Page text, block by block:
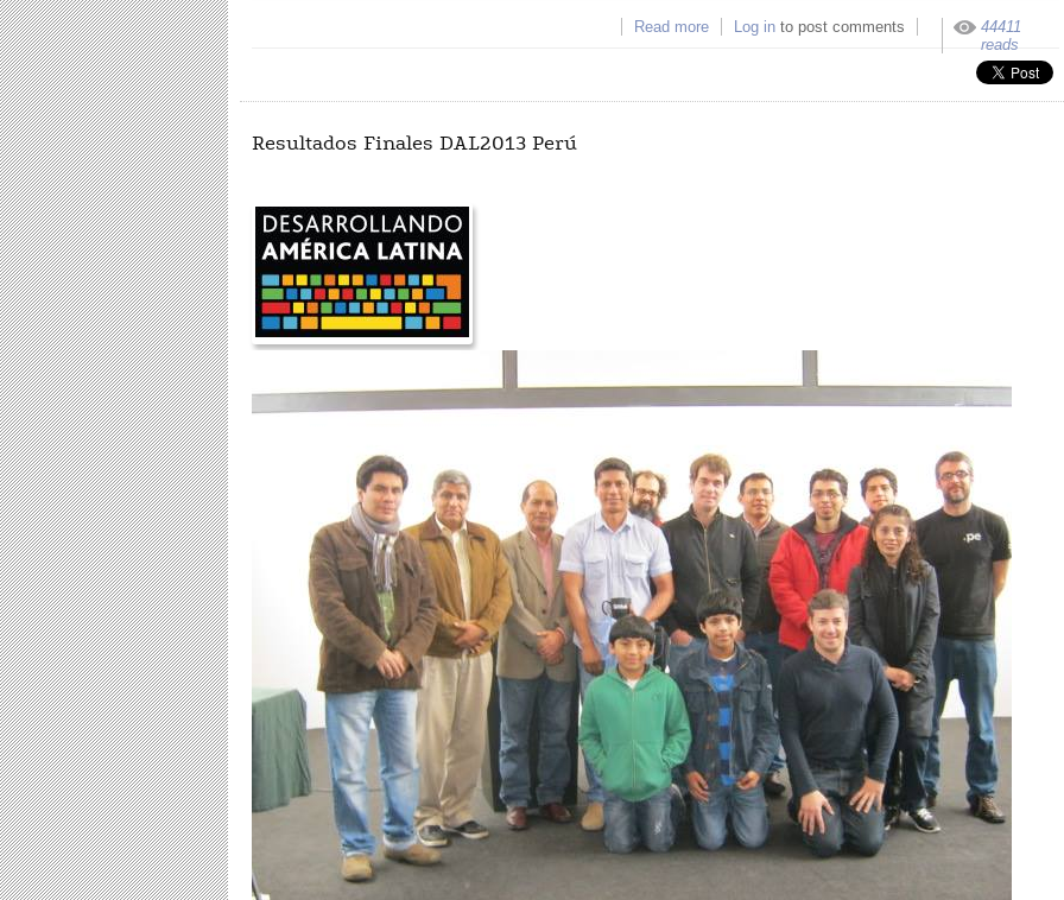
Read more about Hackatón de Lima 2012 - Anunciando a
Log in to post comments
44411
reads
Resultados Finales DAL2013 Perú